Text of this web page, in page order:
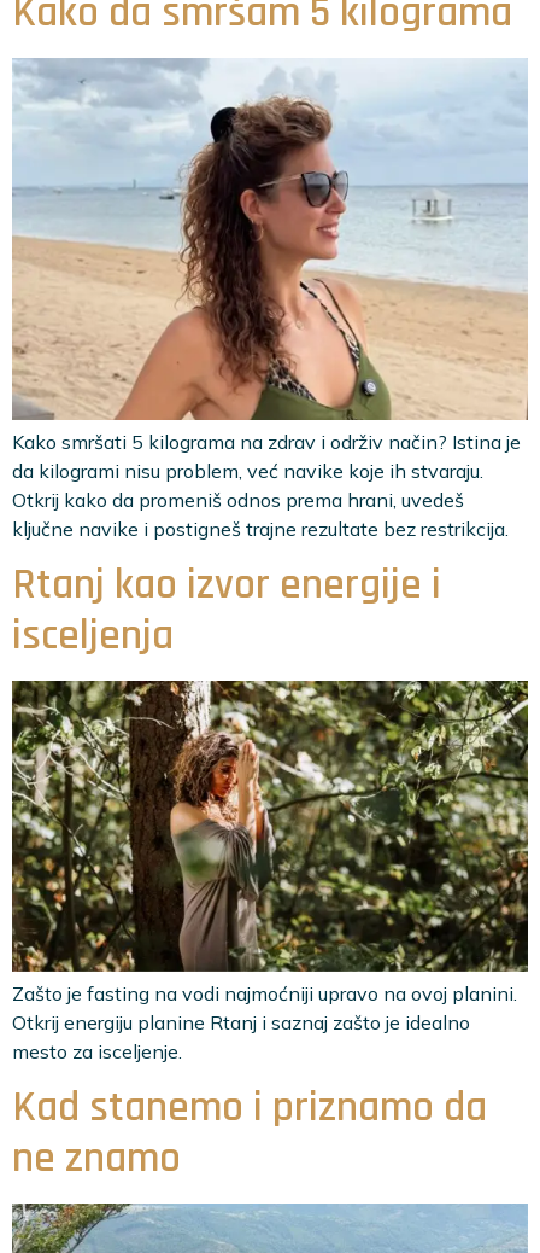
Kako da smršam 5 kilograma
Kako smršati 5 kilograma na zdrav i održiv način? Istina je
da kilogrami nisu problem, već navike koje ih stvaraju.
Otkrij kako da promeniš odnos prema hrani, uvedeš
ključne navike i postigneš trajne rezultate bez restrikcija.
Rtanj kao izvor energije i
isceljenja
Zašto je fasting na vodi najmoćniji upravo na ovoj planini.
Otkrij energiju planine Rtanj i saznaj zašto je idealno
mesto za isceljenje.
Kad stanemo i priznamo da
ne znamo